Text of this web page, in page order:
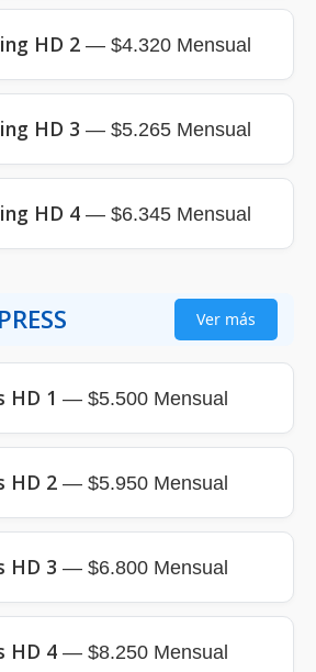
HD 2 — $4.320 Mensual
HD 3 — $5.265 Mensual
HD 4 — $6.345 Mensual
Ver más
HD 1 — $5.500 Mensual
HD 2 — $5.950 Mensual
HD 3 — $6.800 Mensual
HD 4 — $8.250 Mensual